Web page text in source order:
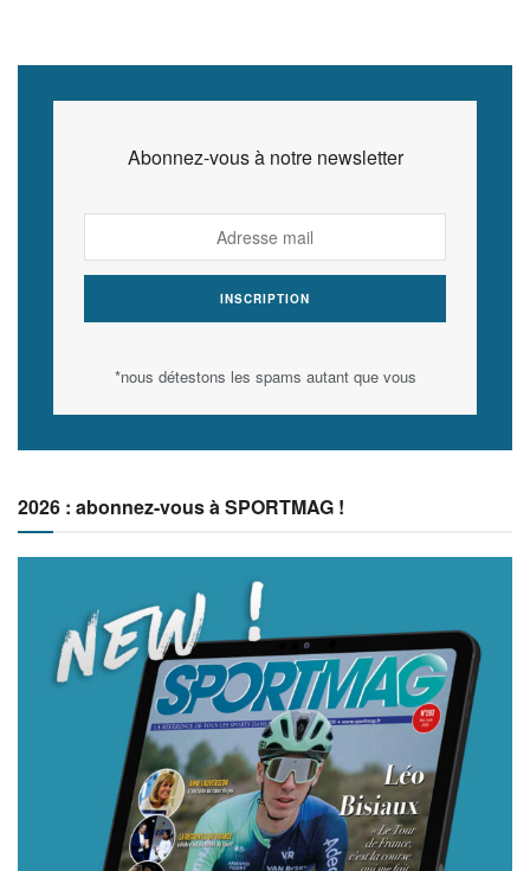
Abonnez-vous à notre newsletter
*nous détestons les spams autant que vous
2026 : abonnez-vous à SPORTMAG !